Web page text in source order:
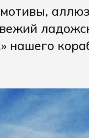
нашего